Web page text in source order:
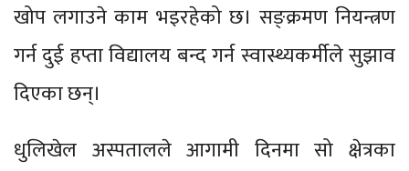
खोप लगाउने काम भइरहेको छ। सङ्क्रमण नियन्त्रण
गर्न दुई हप्ता विद्यालय बन्द गर्न स्वास्थ्यकर्मीले सुझाव
दिएका छन्।
धुलिखेल अस्पतालले आगामी दिनमा सो क्षेत्रका